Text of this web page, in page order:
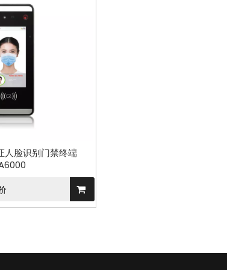
人脸识别门禁终端